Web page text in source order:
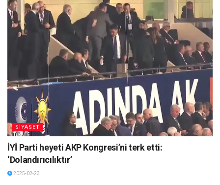
SİYASET
İYİ Parti heyeti AKP Kongresi’ni terk etti:
‘Dolandırıcılıktır’
2025-02-23